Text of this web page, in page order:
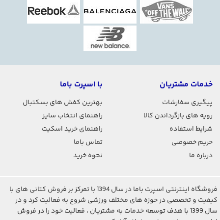
خدمات مشتریان
پیگیری سفارشات
رویه های بازگرداندن کالا
شرایط استفاده
حریم خصوصی
درباره ما
با اسپرت باما
بهترین کفش های بسکتبال
راهنمای انتخاب سایز
راهنمای خرید اسکیت
تماس باما
نحوه خرید
فروشگاه اینترنتی اسپرت باما در سال 1394 با تمرکز بر فروش کتانی های با
کیفیت و تخصصی در حوزه های مختلف ورزشی شروع به فعالیت کرد و در
سال 1399 با هدف توسعه خدمات به مشتریان ، فعالیت خود را در فروش